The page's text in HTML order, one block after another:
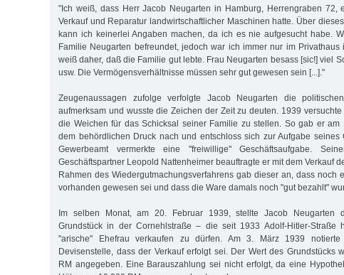
"Ich weiß, dass Herr Jacob Neugarten in Hamburg, Herrengraben 72,
Verkauf und Reparatur landwirtschaftlicher Maschinen hatte. Über
kann ich keinerlei Angaben machen, da ich es nie aufgesucht habe.
Familie Neugarten befreundet, jedoch war ich immer nur im Privathaus
weiß daher, daß die Familie gut lebte. Frau Neugarten besass [sic!] viel
usw. Die Vermögensverhältnisse müssen sehr gut gewesen sein [...]."
Zeugenaussagen zufolge verfolgte Jacob Neugarten die
aufmerksam und wusste die Zeichen der Zeit zu deuten. 1939 versuchte
die Weichen für das Schicksal seiner Familie zu stellen. So gab er am
dem behördlichen Druck nach und entschloss sich zur Aufgabe seines
Gewerbeamt vermerkte eine "freiwillige" Geschäftsaufgabe.
Geschäftspartner Leopold Nattenheimer beauftragte er mit dem Verkauf
Rahmen des Wiedergutmachungsverfahrens gab dieser an, dass noch
vorhanden gewesen sei und dass die Ware damals noch "gut bezahlt"
Im selben Monat, am 20. Februar 1939, stellte Jacob Neugarten
Grundstück in der Cornehlstraße – die seit 1933 Adolf-Hitler-Straße
"arische" Ehefrau verkaufen zu dürfen. Am 3. März 1939 notierte
Devisenstelle, dass der Verkauf erfolgt sei. Der Wert des Grundstücks
RM angegeben. Eine Barauszahlung sei nicht erfolgt, da eine